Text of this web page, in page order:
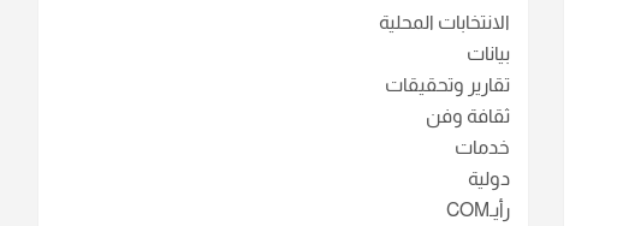
الانتخابات المحلية
بيانات
تقارير وتحقيقات
ثقافة وفن
خدمات
دولية
رأيـCOM